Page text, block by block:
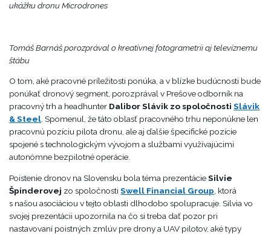
ukážku dronu Microdrones
Tomáš Barnáš porozprával o kreatívnej fotogrametrii aj televíznemu
štábu
O tom, aké pracovné príležitosti ponúka, a v blízke budúcnosti bude
ponúkať dronový segment, porozprával v Prešove odborník na
pracovný trh a headhunter Dalibor Slávik zo spoločnostiSlávik
& Steel. Spomenul, že táto oblasť pracovného trhu neponúkne len
pracovnú pozíciu pilota dronu, ale aj ďalšie špecifické pozície
spojené s technologickým vývojom a službami využívajúcimi
autonómne bezpilotné operácie.
Poistenie dronov na Slovensku bola téma prezentácieSilvie
Špinderovej zo spoločnostiSwell Financial Group , ktorá
s našou asociáciou v tejto oblasti dlhodobo spolupracuje. Silvia vo
svojej prezentácii upozornila na čo si treba dať pozor pri
nastavovaní poistných zmlúv pre drony a UAV pilotov, aké typy